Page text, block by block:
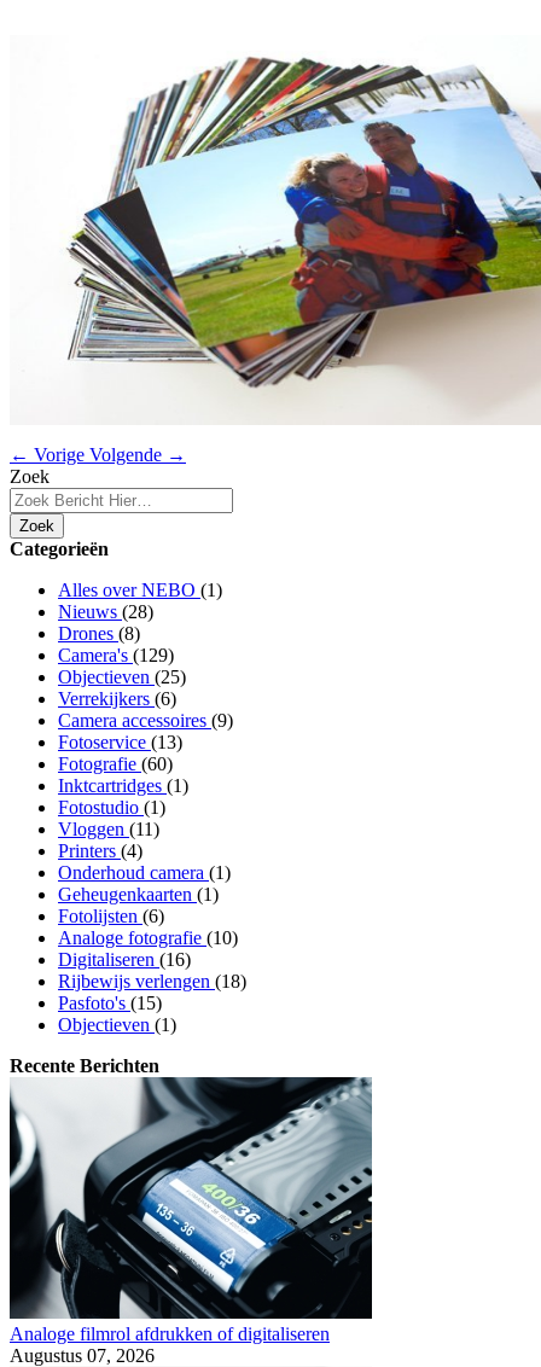
← Vorige Volgende →
Zoek
Zoek
Categorieën
Alles over NEBO (1)
Nieuws (28)
Drones (8)
Camera's (129)
Objectieven (25)
Verrekijkers (6)
Camera accessoires (9)
Fotoservice (13)
Fotografie (60)
Inktcartridges (1)
Fotostudio (1)
Vloggen (11)
Printers (4)
Onderhoud camera (1)
Geheugenkaarten (1)
Fotolijsten (6)
Analoge fotografie (10)
Digitaliseren (16)
Rijbewijs verlengen (18)
Pasfoto's (15)
Objectieven (1)
Recente Berichten
Analoge filmrol afdrukken of digitaliseren
Augustus 07, 2026